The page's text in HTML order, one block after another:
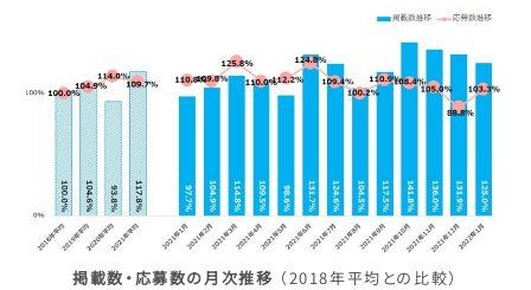
掲載数・応募数の月次推移 （2018年平均との比較）